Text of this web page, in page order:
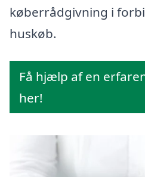
køberrådgivning i
huskøb.
Få hjælp af en
her!